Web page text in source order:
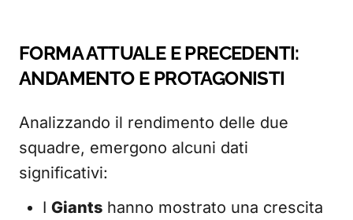
FORMA ATTUALE E PRECEDENTI:
ANDAMENTO E PROTAGONISTI
Analizzando il rendimento delle due
squadre, emergono alcuni dati
significativi:
I Giants hanno mostrato una crescita